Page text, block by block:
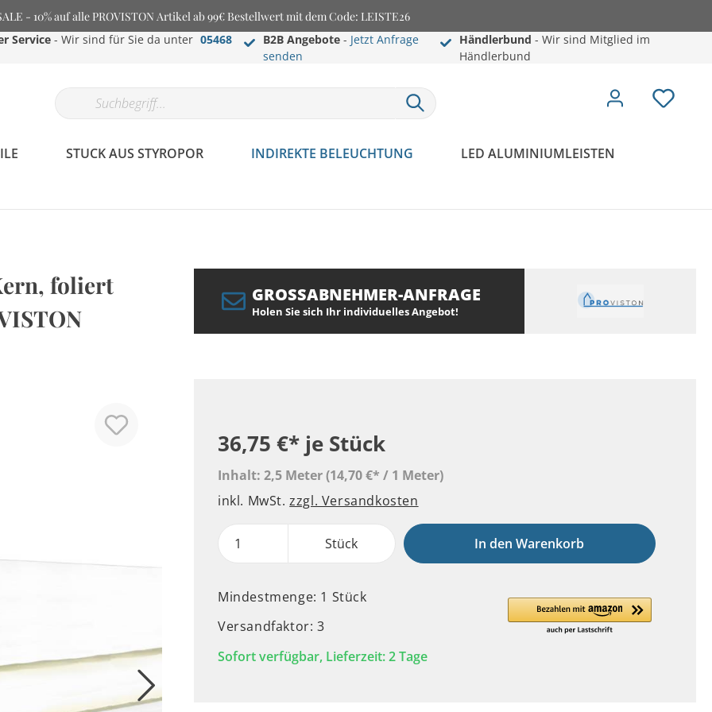
- 10% auf alle PROVISTON Artikel ab 99€ Bestellwert mit dem Code: LEISTE26
Service - Wir sind für Sie da unter 05468
B2B Angebote- Jetzt Anfrage
senden
Händlerbund - Wir sind Mitglied im
Händlerbund
STUCK AUS STYROPOR INDIREKTE BELEUCHTUNG LED ALUMINIUMLEISTEN
foliert
GROSSABNEHMER-ANFRAGE
Holen Sie sich Ihr individuelles Angebot!
36,75 €* je Stück
Inhalt: 2,5 Meter(14,70 €* / 1 Meter)
inkl. MwSt.zzgl. Versandkosten
Stück In den Warenkorb
Mindestmenge: 1 Stück
Versandfaktor: 3
Sofort verfügbar, Lieferzeit: 2 Tage